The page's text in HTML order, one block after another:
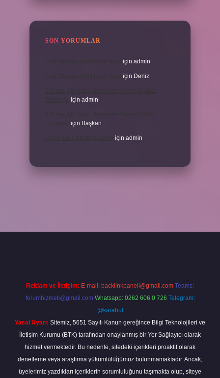
SON YORUMLAR
için admin
için Deniz
için admin
için Başkan
için admin
Reklam ve İletişim: E-mail: backlinkpaneli@gmail.com Teams:
forumhizmeti@gmail.com Whatsapp: 0262 606 0 726 Telegram:
@karabul
Yasal Uyarı: Sitemiz, 5651 Sayılı Kanun gereğince Bilgi Teknolojileri ve
İletişim Kurumu (BTK) tarafından onaylanmış bir Yer Sağlayıcı olarak
hizmet vermektedir. Bu nedenle, sitedeki içerikleri proaktif olarak
denetleme veya araştırma yükümlülüğümüz bulunmamaktadır. Ancak,
üyelerimiz yazdıkları içeriklerin sorumluluğunu taşımakta olup, siteye